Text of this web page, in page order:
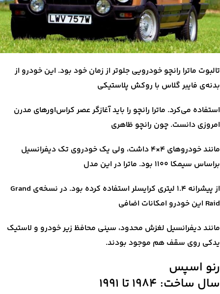
تالبوت ماترا رانچو خودرویی جلوتر از زمان خود بود. این خودرو از
بدنه‌ی فایبر گلاس با روکش پلاستیکی
استفاده می‌کرد. ماترا رانچو را باید آغازگر عصر کراس‌اورهای مدرن
امروزی دانست. چون رانچو ظاهری
مانند خودروهای ۴×۴ داشت، ولی یک خودروی تک دیفرانسیل
براساس سیمکا ۱۱۰۰ بود. ماترا در این مدل
از پیشرانه ۱.۴ لیتری کرایسلر استفاده کرده بود. در نسخه‌ی Grand
Raid این خودرو امکانات اضافی
مانند دیفرانسیل لغزش محدود، سینی محافظ زیر خودرو و لاستیک
یدکی روی سقف هم موجود بودند.
رنو اسپس
سال ساخت: ۱۹۸۴ تا ۱۹۹۱